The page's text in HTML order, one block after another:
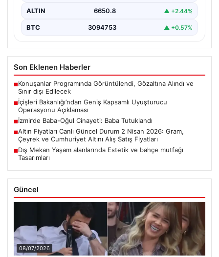
ALTIN 6650.8 ▲ +2.44%
BTC 3094753 ▲ +0.57%
Son Eklenen Haberler
■Konuşanlar Programında Görüntülendi, Gözaltına Alındı ve
Sınır dışı Edilecek
■İçişleri Bakanlığı’ndan Geniş Kapsamlı Uyuşturucu
Operasyonu Açıklaması
■İzmir’de Baba-Oğul Cinayeti: Baba Tutuklandı
■Altın Fiyatları Canlı Güncel Durum 2 Nisan 2026: Gram,
Çeyrek ve Cumhuriyet Altını Alış Satış Fiyatları
■Dış Mekan Yaşam alanlarında Estetik ve bahçe mutfağı
Tasarımları
Güncel
08/07/2026